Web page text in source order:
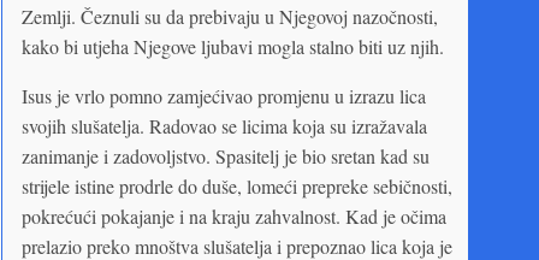
Zemlji. Čeznuli su da prebivaju u Njegovoj nazočnosti,
kako bi utjeha Njegove ljubavi mogla stalno biti uz njih.
Isus je vrlo pomno zamjećivao promjenu u izrazu lica
svojih slušatelja. Radovao se licima koja su izražavala
zanimanje i zadovoljstvo. Spasitelj je bio sretan kad su
strijele istine prodrle do duše, lomeći prepreke sebičnosti,
pokrećući pokajanje i na kraju zahvalnost. Kad je očima
prelazio preko mnoštva slušatelja i prepoznao lica koja je